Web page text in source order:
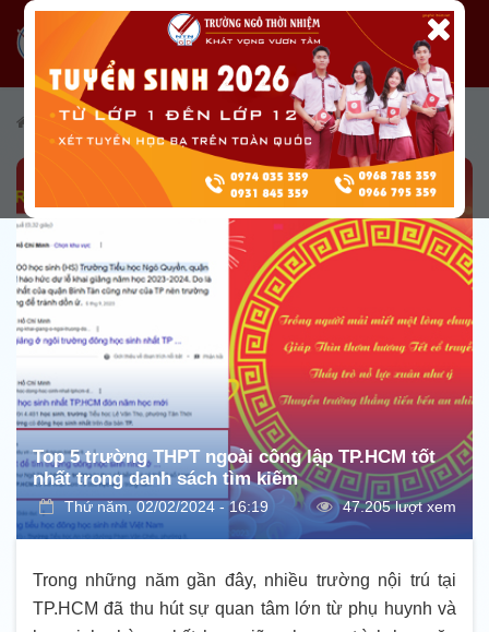
Tuyển sinh/Cẩm nang tuyển sinh
Top 5 trường THPT ngoài công lập TP.HCM tốt
nhất trong danh sách tìm kiếm
Thứ năm, 02/02/2024 - 16:19 47.205 lượt xem
Trong những năm gần đây, nhiều trường nội trú tại
TP.HCM đã thu hút sự quan tâm lớn từ phụ huynh và